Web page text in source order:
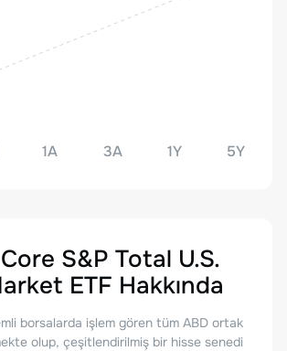
1A 3A 1Y 5Y
S&P Total U.S.
ETF Hakkında
borsalarda işlem gören tüm ABD ortak
olup, çeşitlendirilmiş bir hisse senedi